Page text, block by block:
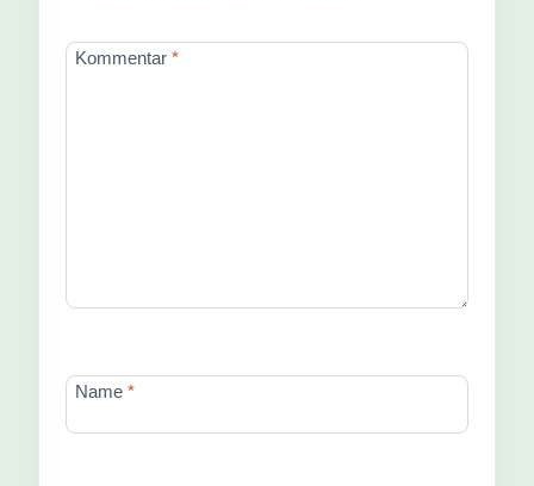
Kommentar *
Name *